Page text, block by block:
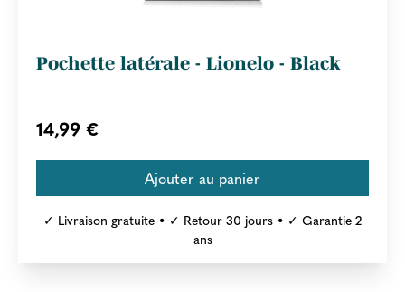
Pochette latérale - Lionelo - Black
14,99 €
✓ Livraison gratuite • ✓ Retour 30 jours • ✓ Garantie 2
ans